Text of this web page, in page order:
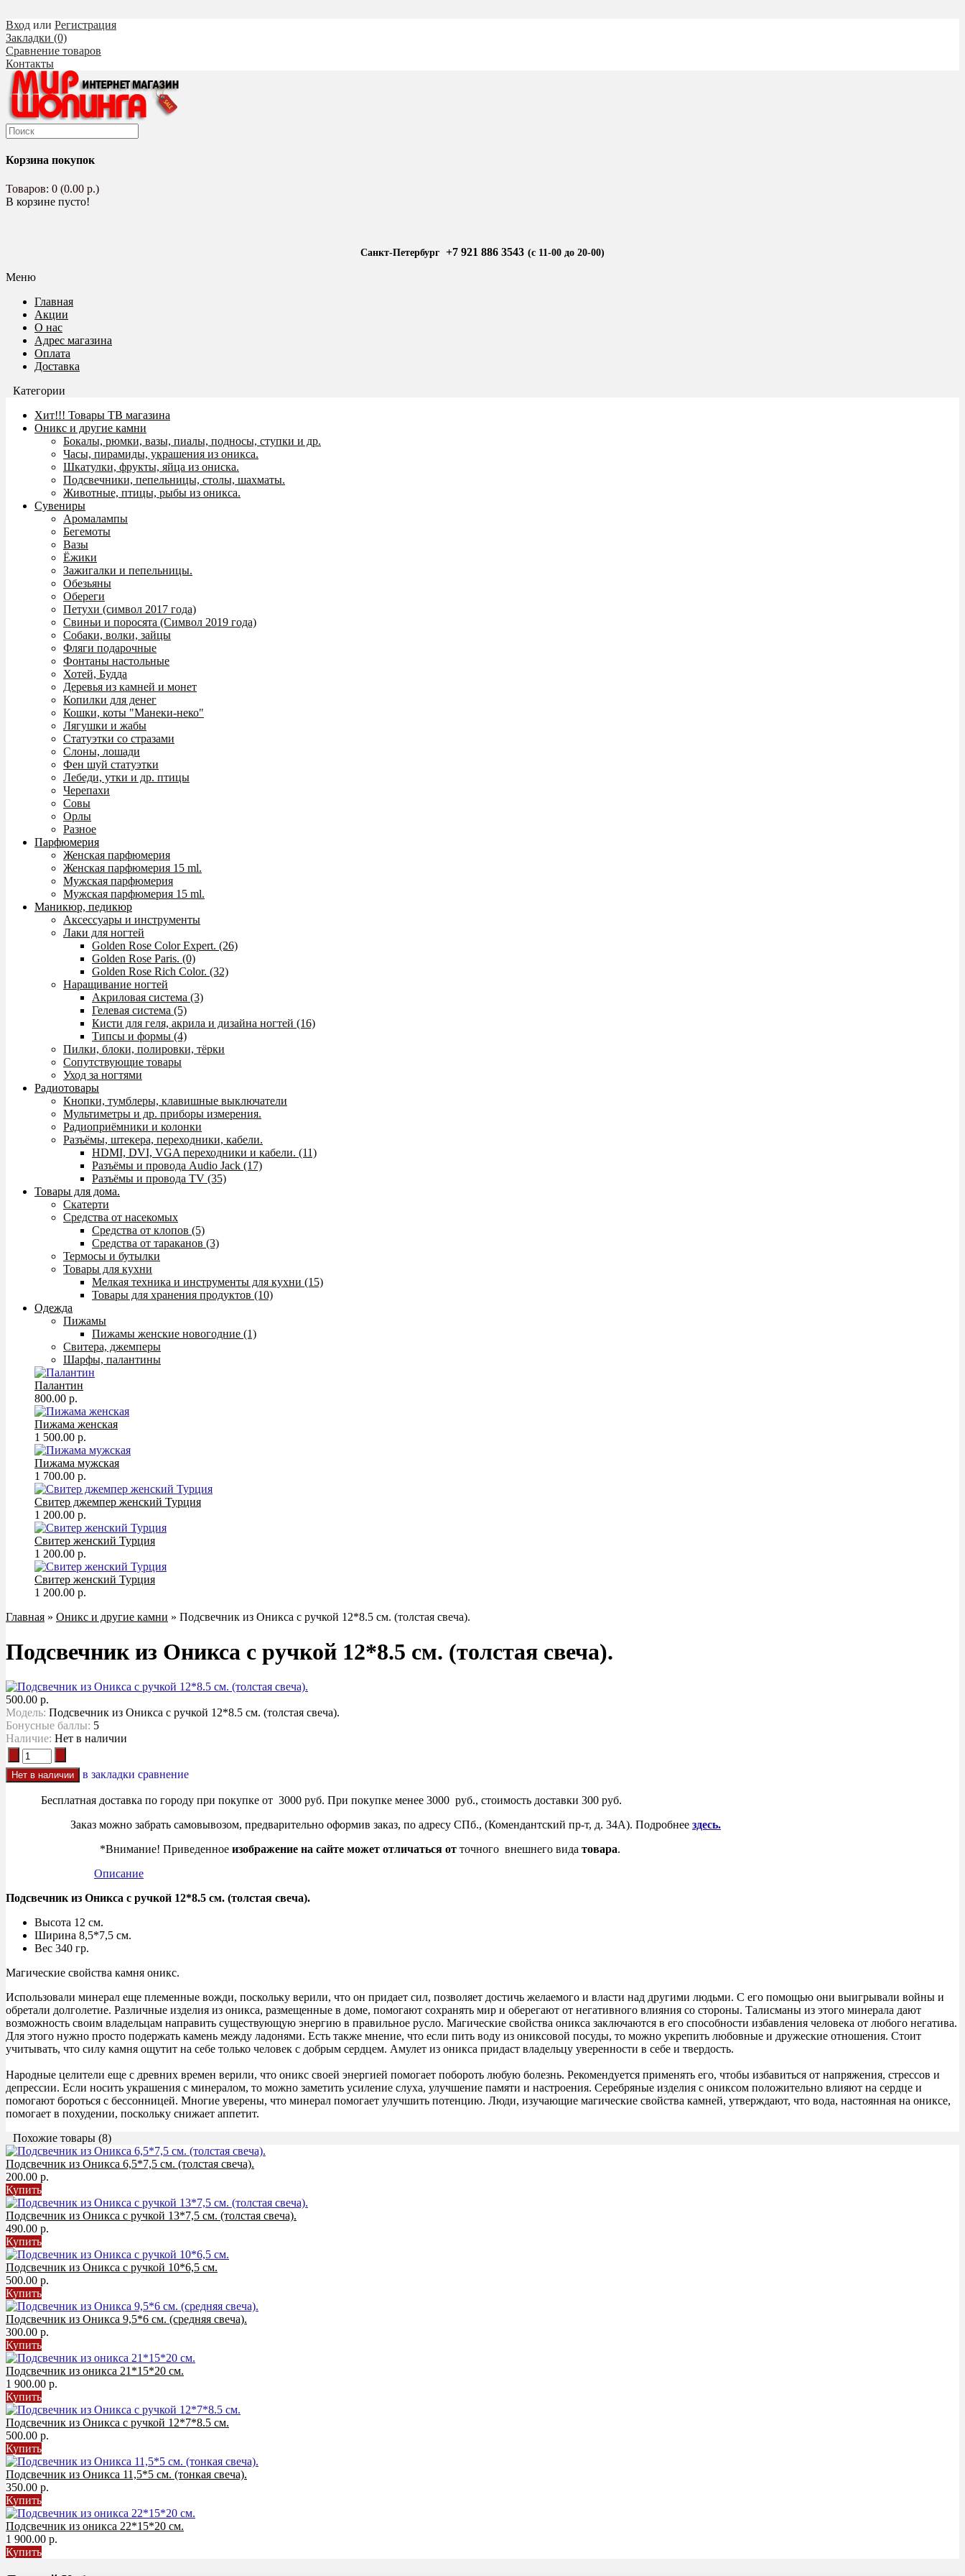
Вход или Регистрация
Закладки (0)
Сравнение товаров
Контакты
Корзина покупок
Товаров: 0 (0.00 р.)
В корзине пусто!
Санкт-Петербург +7 921 886 3543 (с 11-00 до 20-00)
Меню
Главная
Акции
О нас
Адрес магазина
Оплата
Доставка
Категории
Хит!!! Товары ТВ магазина
Оникс и другие камни
Бокалы, рюмки, вазы, пиалы, подносы, ступки и др.
Часы, пирамиды, украшения из оникса.
Шкатулки, фрукты, яйца из ониска.
Подсвечники, пепельницы, столы, шахматы.
Животные, птицы, рыбы из оникса.
Сувениры
Аромалампы
Бегемоты
Вазы
Ёжики
Зажигалки и пепельницы.
Обезьяны
Обереги
Петухи (символ 2017 года)
Свиньи и поросята (Символ 2019 года)
Собаки, волки, зайцы
Фляги подарочные
Фонтаны настольные
Хотей, Будда
Деревья из камней и монет
Копилки для денег
Кошки, коты "Манеки-неко"
Лягушки и жабы
Статуэтки со стразами
Слоны, лошади
Фен шуй статуэтки
Лебеди, утки и др. птицы
Черепахи
Совы
Орлы
Разное
Парфюмерия
Женская парфюмерия
Женская парфюмерия 15 ml.
Мужская парфюмерия
Мужская парфюмерия 15 ml.
Маникюр, педикюр
Аксессуары и инструменты
Лаки для ногтей
Golden Rose Color Expert. (26)
Golden Rose Paris. (0)
Golden Rose Rich Color. (32)
Наращивание ногтей
Акриловая система (3)
Гелевая система (5)
Кисти для геля, акрила и дизайна ногтей (16)
Типсы и формы (4)
Пилки, блоки, полировки, тёрки
Сопутствующие товары
Уход за ногтями
Радиотовары
Кнопки, тумблеры, клавишные выключатели
Мультиметры и др. приборы измерения.
Радиоприёмники и колонки
Разъёмы, штекера, переходники, кабели.
HDMI, DVI, VGA переходники и кабели. (11)
Разъёмы и провода Audio Jack (17)
Разъёмы и провода TV (35)
Товары для дома.
Скатерти
Средства от насекомых
Средства от клопов (5)
Средства от тараканов (3)
Термосы и бутылки
Товары для кухни
Мелкая техника и инструменты для кухни (15)
Товары для хранения продуктов (10)
Одежда
Пижамы
Пижамы женские новогодние (1)
Свитера, джемперы
Шарфы, палантины
Палантин
800.00 р.
Пижама женская
1 500.00 р.
Пижама мужская
1 700.00 р.
Свитер джемпер женский Турция
1 200.00 р.
Свитер женский Турция
1 200.00 р.
Свитер женский Турция
1 200.00 р.
Главная » Оникс и другие камни » Подсвечник из Оникса с ручкой 12*8.5 см. (толстая свеча).
Подсвечник из Оникса с ручкой 12*8.5 см. (толстая свеча).
500.00 р.
Модель: Подсвечник из Оникса с ручкой 12*8.5 см. (толстая свеча).
Бонусные баллы: 5
Наличие: Нет в наличии
в закладки сравнение
Бесплатная доставка по городу при покупке от 3000 руб. При покупке менее 3000 руб., стоимость доставки 300 руб.
Заказ можно забрать самовывозом, предварительно оформив заказ, по адресу СПб., (Комендантский пр-т, д. 34А). Подробнее здесь.
*Внимание! Приведенное изображение на сайте может отличаться от точного внешнего вида товара.
Описание
Подсвечник из Оникса с ручкой 12*8.5 см. (толстая свеча).
Высота 12 см.
Ширина 8,5*7,5 см.
Вес 340 гр.
Магические свойства камня оникс.
Использовали минерал еще племенные вожди, поскольку верили, что он придает сил, позволяет достичь желаемого и власти над другими людьми. С его помощью они выигрывали войны и
обретали долголетие. Различные изделия из оникса, размещенные в доме, помогают сохранять мир и оберегают от негативного влияния со стороны. Талисманы из этого минерала дают
возможность своим владельцам направить существующую энергию в правильное русло. Магические свойства оникса заключаются в его способности избавления человека от любого негатива.
Для этого нужно просто подержать камень между ладонями. Есть также мнение, что если пить воду из ониксовой посуды, то можно укрепить любовные и дружеские отношения. Стоит
учитывать, что силу камня ощутит на себе только человек с добрым сердцем. Амулет из оникса придаст владельцу уверенности в себе и твердость.
Народные целители еще с древних времен верили, что оникс своей энергией помогает побороть любую болезнь. Рекомендуется применять его, чтобы избавиться от напряжения, стрессов и
депрессии. Если носить украшения с минералом, то можно заметить усиление слуха, улучшение памяти и настроения. Серебряные изделия с ониксом положительно влияют на сердце и
помогают бороться с бессонницей. Многие уверены, что минерал помогает улучшить потенцию. Люди, изучающие магические свойства камней, утверждают, что вода, настоянная на ониксе,
помогает в похудении, поскольку снижает аппетит.
Похожие товары (8)
Подсвечник из Оникса 6,5*7,5 см. (толстая свеча).
200.00 р.
Купить
Подсвечник из Оникса с ручкой 13*7,5 см. (толстая свеча).
490.00 р.
Купить
Подсвечник из Оникса с ручкой 10*6,5 см.
500.00 р.
Купить
Подсвечник из Оникса 9,5*6 см. (средняя свеча).
300.00 р.
Купить
Подсвечник из оникса 21*15*20 см.
1 900.00 р.
Купить
Подсвечник из Оникса с ручкой 12*7*8.5 см.
500.00 р.
Купить
Подсвечник из Оникса 11,5*5 см. (тонкая свеча).
350.00 р.
Купить
Подсвечник из оникса 22*15*20 см.
1 900.00 р.
Купить